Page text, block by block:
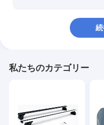
その他の付属品
私たちのカテゴリー